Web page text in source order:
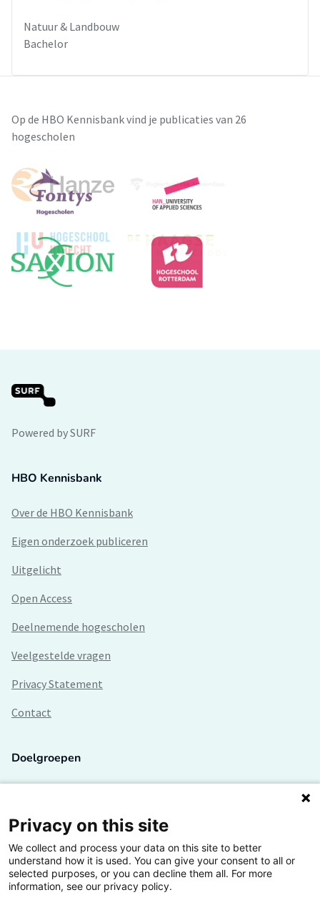
Natuur & Landbouw
Bachelor
Op de HBO Kennisbank vind je publicaties van 26
hogescholen
Powered by SURF
HBO Kennisbank
Over de HBO Kennisbank
Eigen onderzoek publiceren
Uitgelicht
Open Access
Deelnemende hogescholen
Veelgestelde vragen
Privacy Statement
Contact
Doelgroepen
Lectoren en onderzoekers
Bedrijven
Hogescholen
Privacy on this site
We collect and process your data on this site to better
understand how it is used. You can give your consent to all or
selected purposes, or you can decline them all. For more
information, see our privacy policy.